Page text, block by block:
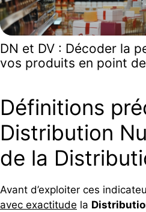
DN et DV : Décoder la
vos produits en point
Définitions
Distribution
de la
Avant d’exploiter ces
avec exactitude la